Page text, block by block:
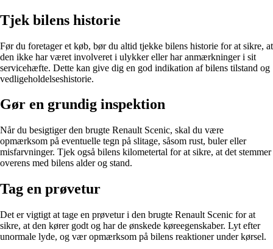
Tjek bilens historie
Før du foretager et køb, bør du altid tjekke bilens historie for at sikre, at
den ikke har været involveret i ulykker eller har anmærkninger i sit
servicehæfte. Dette kan give dig en god indikation af bilens tilstand og
vedligeholdelseshistorie.
Gør en grundig inspektion
Når du besigtiger den brugte Renault Scenic, skal du være
opmærksom på eventuelle tegn på slitage, såsom rust, buler eller
misfarvninger. Tjek også bilens kilometertal for at sikre, at det stemmer
overens med bilens alder og stand.
Tag en prøvetur
Det er vigtigt at tage en prøvetur i den brugte Renault Scenic for at
sikre, at den kører godt og har de ønskede køreegenskaber. Lyt efter
unormale lyde, og vær opmærksom på bilens reaktioner under kørsel.